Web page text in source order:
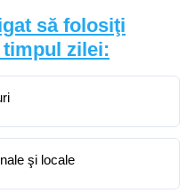
să folosiţi
zilei:
şi locale